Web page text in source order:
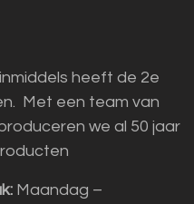
heeft de 2e
Met een team van
we al 50 jaar
Maandag –